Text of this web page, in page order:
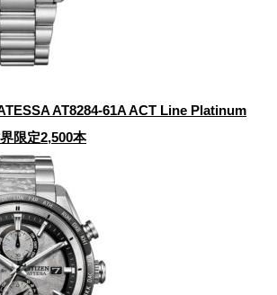
AT8284-61A ACT Line Platinum
限定2,500本